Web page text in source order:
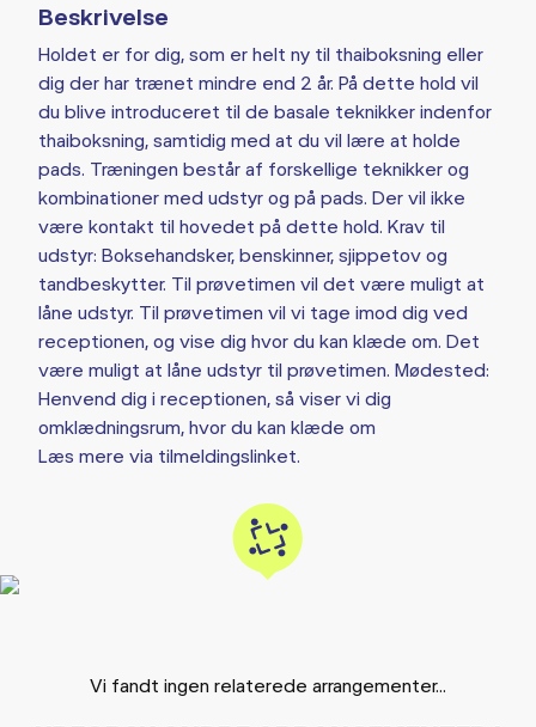
Beskrivelse
Holdet er for dig, som er helt ny til thaiboksning eller
dig der har trænet mindre end 2 år. På dette hold vil
du blive introduceret til de basale teknikker indenfor
thaiboksning, samtidig med at du vil lære at holde
pads. Træningen består af forskellige teknikker og
kombinationer med udstyr og på pads. Der vil ikke
være kontakt til hovedet på dette hold. Krav til
udstyr: Boksehandsker, benskinner, sjippetov og
tandbeskytter. Til prøvetimen vil det være muligt at
låne udstyr. Til prøvetimen vil vi tage imod dig ved
receptionen, og vise dig hvor du kan klæde om. Det
være muligt at låne udstyr til prøvetimen. Mødested:
Henvend dig i receptionen, så viser vi dig
omklædningsrum, hvor du kan klæde om
Læs mere via tilmeldingslinket.
Vi fandt ingen relaterede arrangementer...